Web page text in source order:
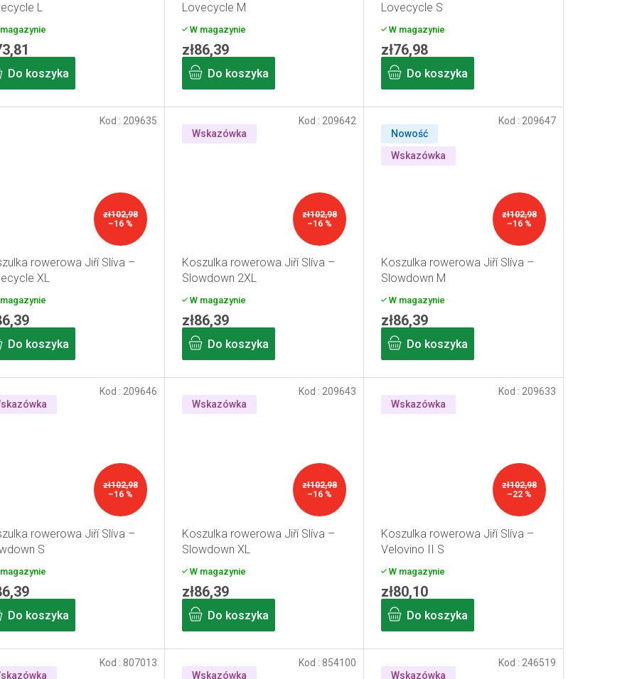
L
Do koszyka
Lovecycle M
W magazynie
zł86,39
Do koszyka
Lovecycle S
W magazynie
zł76,98
Do koszyka
zł102,98
–16 %
rowerowa Jiří Slíva –
XL
Do koszyka
Kod : 209635
Wskazówka
zł102,98
–16 %
Koszulka rowerowa Jiří Slíva –
Slowdown 2XL
W magazynie
zł86,39
Do koszyka
Kod :209642
Nowość
Wskazówka
zł102,98
–16 %
Koszulka rowerowa Jiří Slíva –
Slowdown M
W magazynie
zł86,39
Do koszyka
Kod : 209647
zł102,98
–16 %
rowerowa Jiří Slíva –
S
Do koszyka
Kod : 209646
Wskazówka
zł102,98
–16 %
Koszulka rowerowa Jiří Slíva –
Slowdown XL
W magazynie
zł86,39
Do koszyka
Kod :209643
Wskazówka
zł102,98
–22 %
Koszulka rowerowa Jiří Slíva –
Velovino II S
W magazynie
zł80,10
Do koszyka
Kod : 209633
Kod : 807013
Wskazówka
Kod :854100
Wskazówka
Kod : 246519